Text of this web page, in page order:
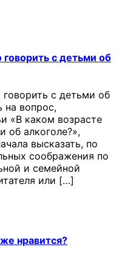
говорить с детьми об
с детьми об
на вопрос,
«В каком возрасте
об алкоголе?»,
высказать, по
соображения по
и семейной
или […]
нравится?